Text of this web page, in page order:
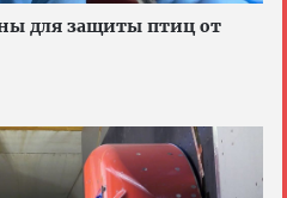
для защиты птиц от